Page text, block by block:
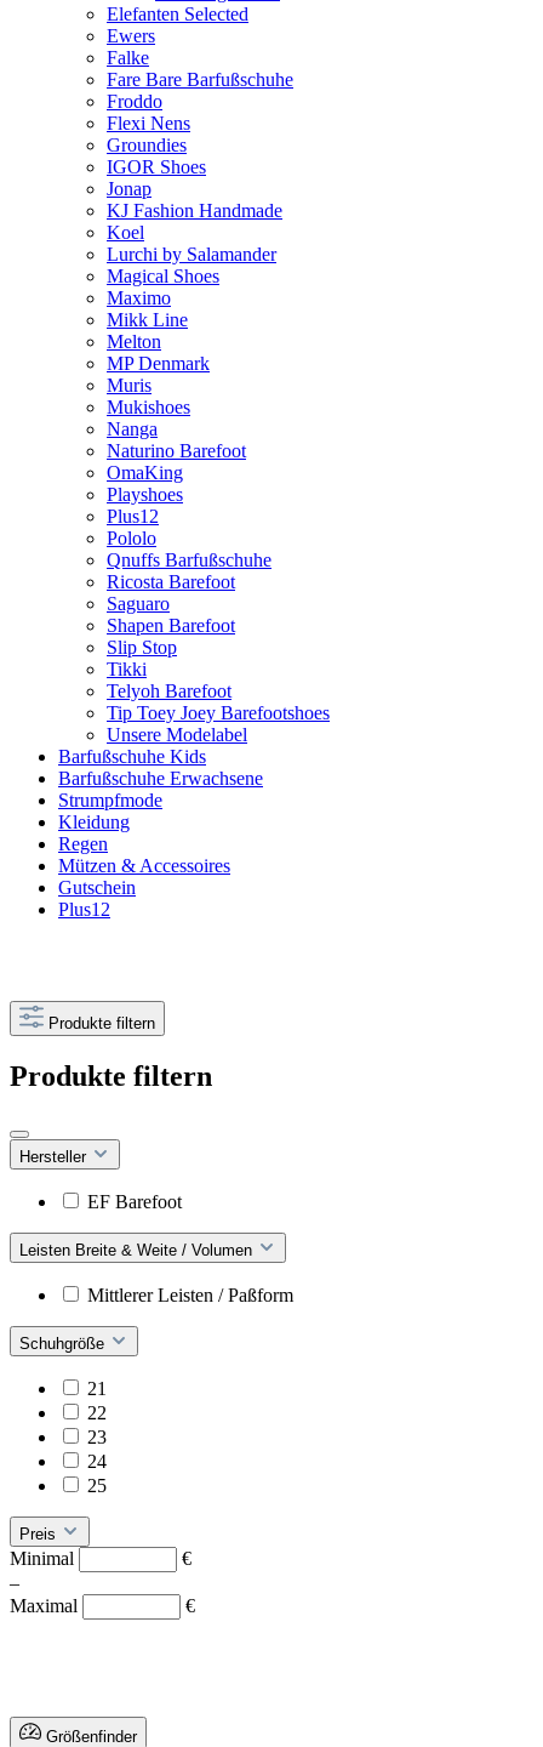
Elefanten Selected
Ewers
Falke
Fare Bare Barfußschuhe
Froddo
Flexi Nens
Groundies
IGOR Shoes
Jonap
KJ Fashion Handmade
Koel
Lurchi by Salamander
Magical Shoes
Maximo
Mikk Line
Melton
MP Denmark
Muris
Mukishoes
Nanga
Naturino Barefoot
OmaKing
Playshoes
Plus12
Pololo
Qnuffs Barfußschuhe
Ricosta Barefoot
Saguaro
Shapen Barefoot
Slip Stop
Tikki
Telyoh Barefoot
Tip Toey Joey Barefootshoes
Unsere Modelabel
Barfußschuhe Kids
Barfußschuhe Erwachsene
Strumpfmode
Kleidung
Regen
Mützen & Accessoires
Gutschein
Plus12
Produkte filtern
Produkte filtern
Hersteller
EF Barefoot
Leisten Breite & Weite / Volumen
Mittlerer Leisten / Paßform
Schuhgröße
21
22
23
24
25
Preis
Minimal
€
–
Maximal
€
Größenfinder